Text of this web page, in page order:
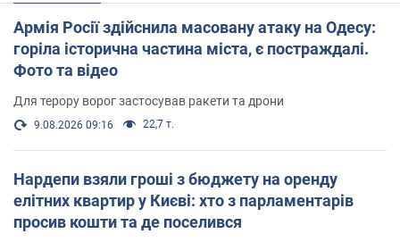
Армія Росії здійснила масовану атаку на Одесу:
горіла історична частина міста, є постраждалі.
Фото та відео
Для терору ворог застосував ракети та дрони
9.08.2026 09:16 22,7 т.
Нардепи взяли гроші з бюджету на оренду
елітних квартир у Києві: хто з парламентарів
просив кошти та де поселився